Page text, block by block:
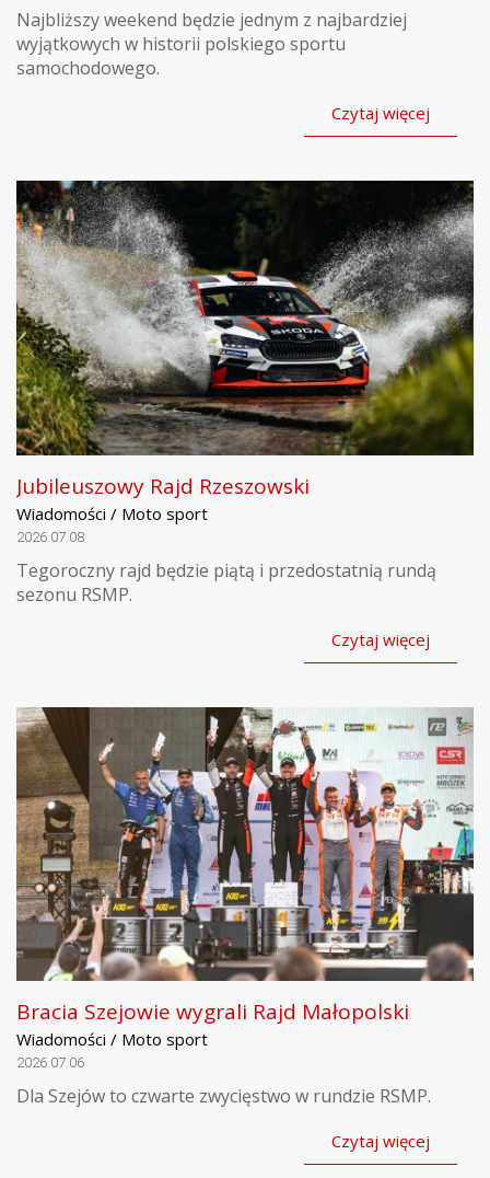
Najbliższy weekend będzie jednym z najbardziej
wyjątkowych w historii polskiego sportu
samochodowego.
Czytaj więcej
Jubileuszowy Rajd Rzeszowski
Wiadomości / Moto sport
2026.07.08
Tegoroczny rajd będzie piątą i przedostatnią rundą
sezonu RSMP.
Czytaj więcej
Bracia Szejowie wygrali Rajd Małopolski
Wiadomości / Moto sport
2026.07.06
Dla Szejów to czwarte zwycięstwo w rundzie RSMP.
Czytaj więcej